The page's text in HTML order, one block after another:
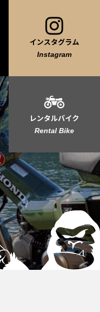
インスタグラム
Instagram
レンタルバイク
Rental Bike